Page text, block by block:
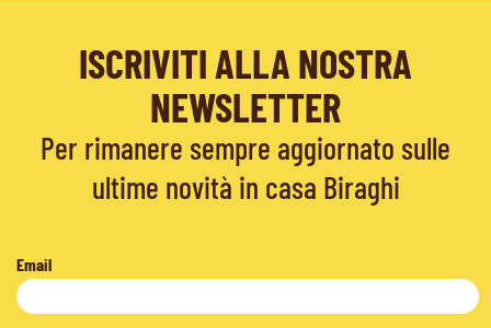
ISCRIVITI ALLA NOSTRA
NEWSLETTER
Per rimanere sempre aggiornato sulle
ultime novità in casa Biraghi
Email